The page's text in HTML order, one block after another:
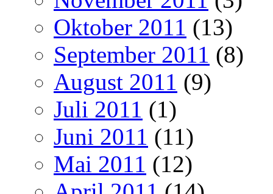
Oktober 2011 (13)
September 2011 (8)
August 2011 (9)
Juli 2011 (1)
Juni 2011 (11)
Mai 2011 (12)